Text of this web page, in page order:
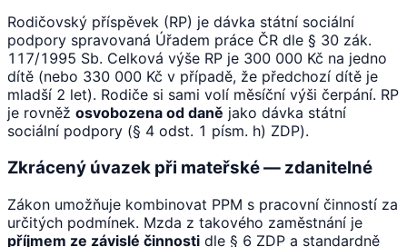
Rodičovský příspěvek (RP) je dávka státní sociální
podpory spravovaná Úřadem práce ČR dle § 30 zák.
117/1995 Sb. Celková výše RP je 300 000 Kč na jedno
dítě (nebo 330 000 Kč v případě, že předchozí dítě je
mladší 2 let). Rodiče si sami volí měsíční výši čerpání. RP
je rovněž osvobozena od daně jako dávka státní
sociální podpory (§ 4 odst. 1 písm. h) ZDP).
Zkrácený úvazek při mateřské — zdanitelné
Zákon umožňuje kombinovat PPM s pracovní činností za
určitých podmínek. Mzda z takového zaměstnání je
příjmem ze závislé činnosti dle § 6 ZDP a standardně